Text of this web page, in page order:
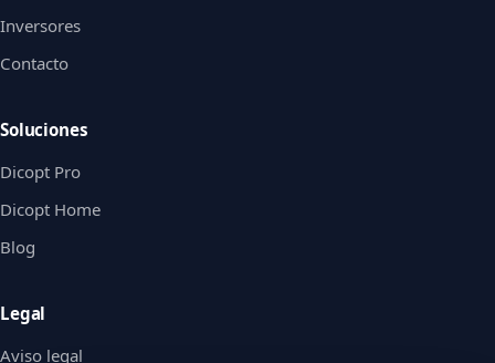
Inversores
Contacto
Soluciones
Dicopt Pro
Dicopt Home
Blog
Legal
Aviso legal